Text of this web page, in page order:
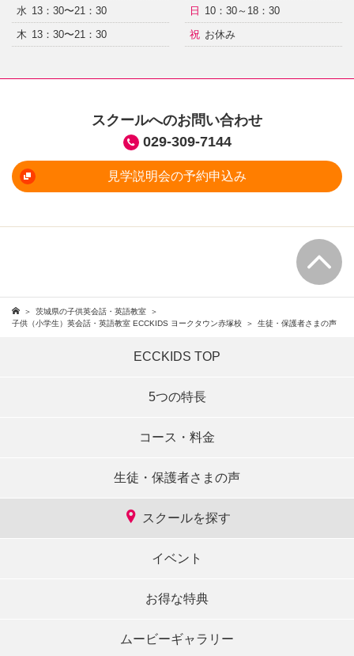
水 13：30〜21：30
木 13：30〜21：30
日
10：30～18：30
祝 お休み
スクールへのお問い合わせ
029-309-7144
見学説明会の予約申込み
茨城県の子供英会話・英語教室
子供（小学生）英会話・英語教室 ECCKIDS ヨークタウン赤塚校
生徒・保護者さまの声
ECCKIDS TOP
5つの特長
コース・料金
生徒・保護者さまの声
スクールを探す
イベント
お得な特典
ムービーギャラリー